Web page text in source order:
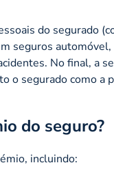
do segurado
seguros
No final, a
o segurado como a
do seguro?
incluindo: